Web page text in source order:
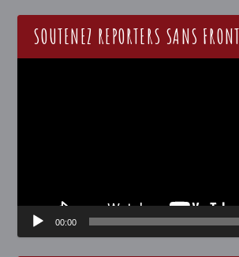
SOUTENEZ REPORTERS SANS
00:00